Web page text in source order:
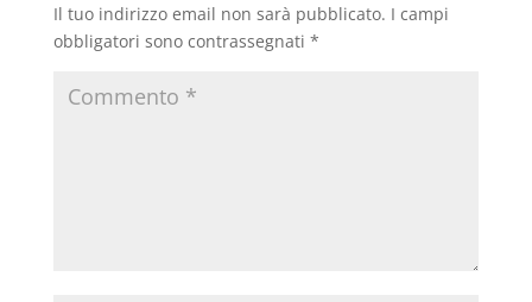
Il tuo indirizzo email non sarà pubblicato. I campi
obbligatori sono contrassegnati *